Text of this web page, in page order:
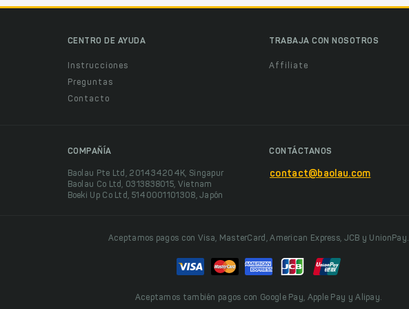
CENTRO DE AYUDA
Instrucciones
Preguntas
Contacto
TRABAJA CON NOSOTROS
Affiliate
COMPAÑÍA
Baolau Pte Ltd, 201434204K, Singapur
Baolau Co Ltd, 0313838015, Vietnam
Boeki Up Co Ltd, 5140001101308, Japón
CONTÁCTANOS
contact@baolau.com
Aceptamos pagos con Visa, MasterCard, American Express, JCB y UnionPay.
Aceptamos también pagos con Google Pay, Apple Pay y Alipay.